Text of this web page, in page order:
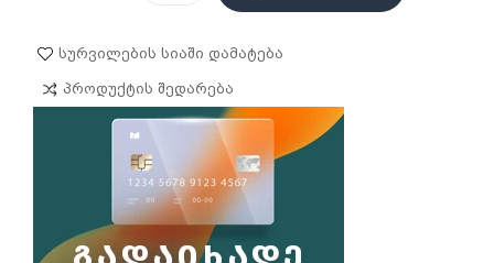
Სურვილების Სიაში Დამატება
Პროდუქტის Შედარება